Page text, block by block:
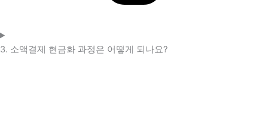
3. 소액결제 현금화 과정은 어떻게 되나요?